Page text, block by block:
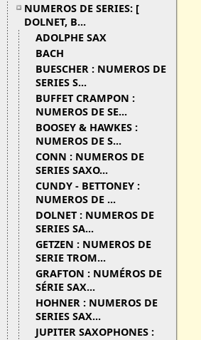
NUMEROS DE SERIES: [
DOLNET, B...
ADOLPHE SAX
BACH
BUESCHER : NUMEROS DE
SERIES S...
BUFFET CRAMPON :
NUMEROS DE SE...
BOOSEY & HAWKES :
NUMEROS DE S...
CONN : NUMEROS DE
SERIES SAXO...
CUNDY - BETTONEY :
NUMEROS DE ...
DOLNET : NUMEROS DE
SERIES SA...
GETZEN : NUMEROS DE
SERIE TROM...
GRAFTON : NUMÉROS DE
SÉRIE SAX...
HOHNER : NUMEROS DE
SERIES SAX...
JUPITER SAXOPHONES :